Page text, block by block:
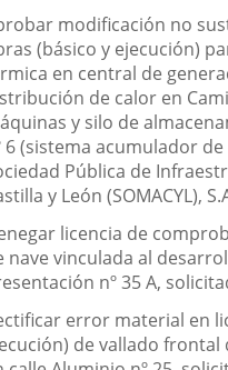
modificación no
(básico y ejecución)
en central de
de calor en
y silo de
6 (sistema acumulador
Pública de
y León (SOMACYL),
licencia de
nave vinculada al
nº 35 A,
error material en
de vallado frontal